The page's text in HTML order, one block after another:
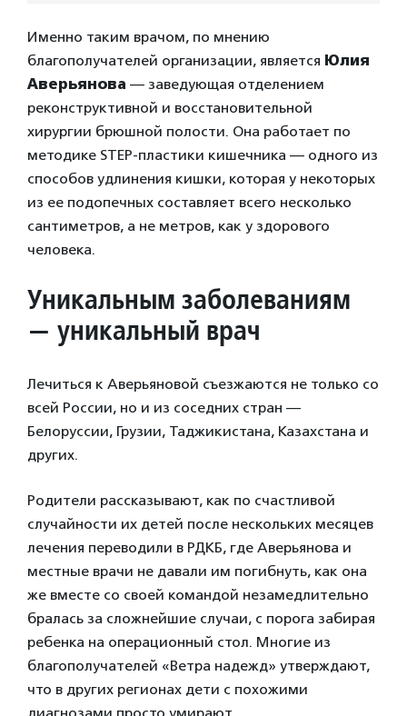
Именно таким врачом, по мнению
благополучателей организации, является Юлия
Аверьянова — заведующая отделением
реконструктивной и восстановительной
хирургии брюшной полости. Она работает по
методике STEP-пластики кишечника — одного из
способов удлинения кишки, которая у некоторых
из ее подопечных составляет всего несколько
сантиметров, а не метров, как у здорового
человека.
Уникальным заболеваниям
— уникальный врач
Лечиться к Аверьяновой съезжаются не только со
всей России, но и из соседних стран —
Белоруссии, Грузии, Таджикистана, Казахстана и
других.
Родители рассказывают, как по счастливой
случайности их детей после нескольких месяцев
лечения переводили в РДКБ, где Аверьянова и
местные врачи не давали им погибнуть, как она
же вместе со своей командой незамедлительно
бралась за сложнейшие случаи, с порога забирая
ребенка на операционный стол. Многие из
благополучателей «Ветра надежд» утверждают,
что в других регионах дети с похожими